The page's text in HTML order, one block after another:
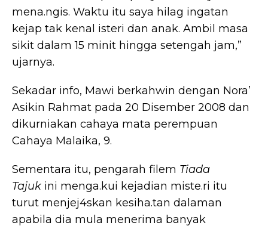
mena.ngis. Waktu itu saya hilag ingatan
kejap tak kenal isteri dan anak. Ambil masa
sikit dalam 15 minit hingga setengah jam,”
ujarnya.
Sekadar info, Mawi berkahwin dengan Nora’
Asikin Rahmat pada 20 Disember 2008 dan
dikurniakan cahaya mata perempuan
Cahaya Malaika, 9.
Sementara itu, pengarah filem Tiada
Tajuk ini menga.kui kejadian miste.ri itu
turut menjej4skan kesiha.tan dalaman
apabila dia mula menerima banyak